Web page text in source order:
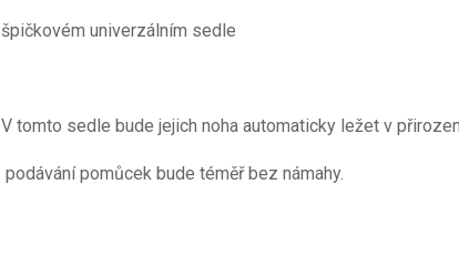
špičkovém univerzálním sedle
V tomto sedle bude jejich noha automaticky ležet v
podávání pomůcek bude téměř bez námahy.